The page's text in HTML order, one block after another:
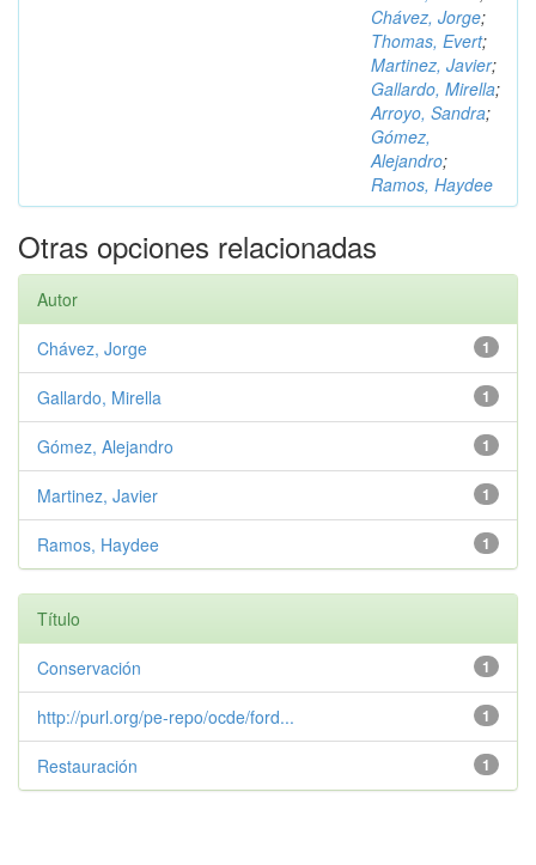
Chávez, Jorge;
Thomas, Evert;
Martinez, Javier;
Gallardo, Mirella;
Arroyo, Sandra;
Gómez,
Alejandro;
Ramos, Haydee
Otras opciones relacionadas
Autor
1
Chávez, Jorge
1
Gallardo, Mirella
1
Gómez, Alejandro
1
Martinez, Javier
1
Ramos, Haydee
Título
1
Conservación
1
http://purl.org/pe-repo/ocde/ford...
1
Restauración